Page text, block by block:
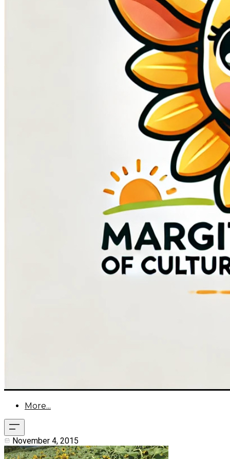
More...
November 4, 2015